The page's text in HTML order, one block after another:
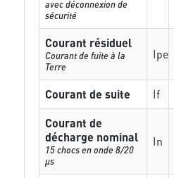
avec déconnexion de
sécurité
Courant résiduel
Courant de fuite à la
Terre
Ipe
Courant de suite If
Courant de
décharge nominal
15 chocs en onde 8/20
µs
In